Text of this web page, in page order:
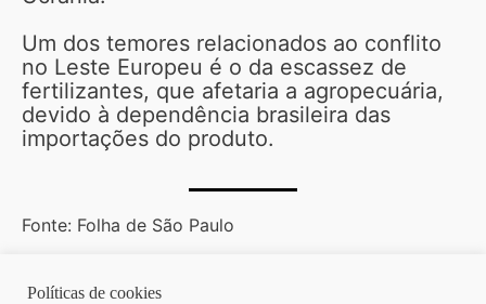
Um dos temores relacionados ao conflito
no Leste Europeu é o da escassez de
fertilizantes, que afetaria a agropecuária,
devido à dependência brasileira das
importações do produto.
Fonte: Folha de São Paulo
Políticas de cookies